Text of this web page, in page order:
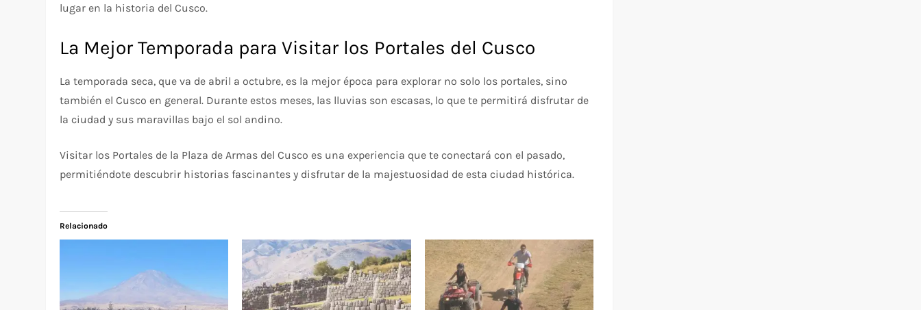
lugar en la historia del Cusco.
La Mejor Temporada para Visitar los Portales del Cusco
La temporada seca, que va de abril a octubre, es la mejor época para explorar no solo los portales, sino
también el Cusco en general. Durante estos meses, las lluvias son escasas, lo que te permitirá disfrutar de
la ciudad y sus maravillas bajo el sol andino.
Visitar los Portales de la Plaza de Armas del Cusco es una experiencia que te conectará con el pasado,
permitiéndote descubrir historias fascinantes y disfrutar de la majestuosidad de esta ciudad histórica.
Relacionado